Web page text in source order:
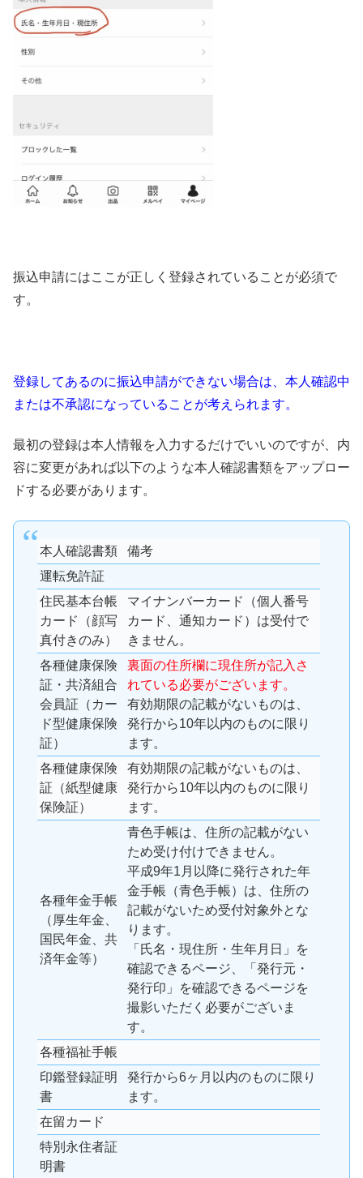
振込申請にはここが正しく登録されていることが必須で
す。
登録してあるのに振込申請ができない場合は、本人確認中
または不承認になっていることが考えられます。
最初の登録は本人情報を入力するだけでいいのですが、内
容に変更があれば以下のような本人確認書類をアップロー
ドする必要があります。
本人確認書類
備考
運転免許証
住民基本台帳
カード（顔写
真付きのみ）
マイナンバーカード（個人番号
カード、通知カード）は受付で
きません。
各種健康保険
証・共済組合
会員証（カー
ド型健康保険
証）
裏面の住所欄に現住所が記入さ
れている必要がございます。
有効期限の記載がないものは、
発行から10年以内のものに限り
ます。
各種健康保険
証（紙型健康
保険証）
有効期限の記載がないものは、
発行から10年以内のものに限り
ます。
各種年金手帳
（厚生年金、
国民年金、共
済年金等）
青色手帳は、住所の記載がない
ため受け付けできません。
平成9年1月以降に発行された年
金手帳（青色手帳）は、住所の
記載がないため受付対象外とな
ります。
「氏名・現住所・生年月日」を
確認できるページ、「発行元・
発行印」を確認できるページを
撮影いただく必要がございま
す。
各種福祉手帳
印鑑登録証明
書
発行から6ヶ月以内のものに限り
ます。
在留カード
特別永住者証
明書